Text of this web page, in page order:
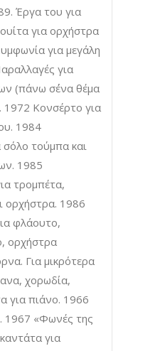
Έργα του για
για ορχήστρα
για μεγάλη
για
(πάνω σ΄ένα θέμα
1972 Κονσέρτο για
1984
τούμπα και
1985
τρομπέτα,
ορχήστρα. 1986
φλάουτο,
ορχήστρα
Για μικρότερα
χορωδία,
για πιάνο. 1966
1967 «Φωνές της
για